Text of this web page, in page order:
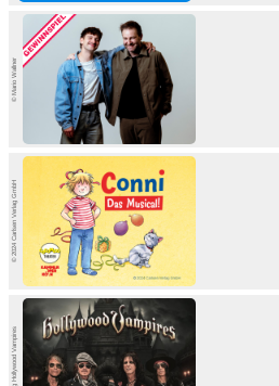
© Mario Wallner
© 2024 Carlsen Verlag GmbH
© zVg Hollywood Vampires